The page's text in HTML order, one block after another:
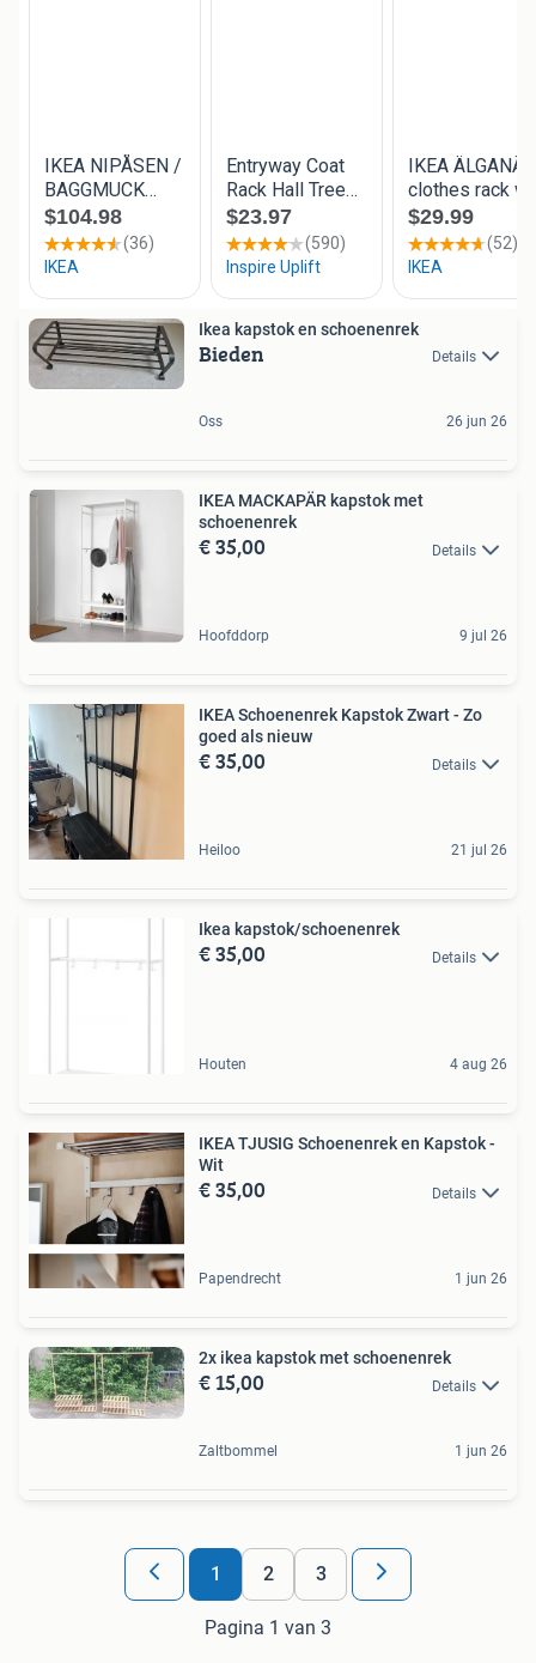
Ikea kapstok en schoenenrek
Bieden Details
Oss 26 jun 26
IKEA MACKAPÄR kapstok met
schoenenrek
€ 35,00 Details
Hoofddorp 9 jul 26
IKEA Schoenenrek Kapstok Zwart - Zo
goed als nieuw
€ 35,00 Details
Heiloo 21 jul 26
Ikea kapstok/schoenenrek
€ 35,00 Details
Houten 4 aug 26
IKEA TJUSIG Schoenenrek en Kapstok -
Wit
€ 35,00 Details
Papendrecht 1 jun 26
2x ikea kapstok met schoenenrek
€ 15,00 Details
Zaltbommel 1 jun 26
1 2 3
Pagina 1 van 3